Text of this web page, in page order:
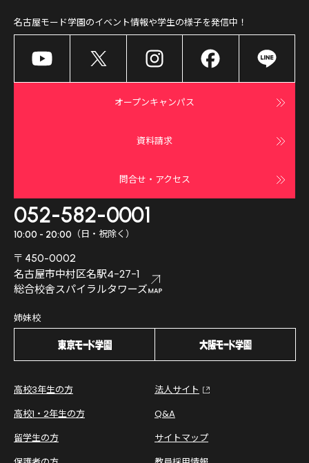
名古屋モード学園のイベント情報や学生の様子を発信中！
オープンキャンパス
資料請求
問合せ・アクセス
052-582-0001
10:00 - 20:00 （日・祝除く）
〒450-0002
名古屋市中村区名駅4-27-1
総合校舎スパイラルタワーズ
姉妹校
高校3年生の方
高校1・2年生の方
留学生の方
法人サイト
Q&A
サイトマップ